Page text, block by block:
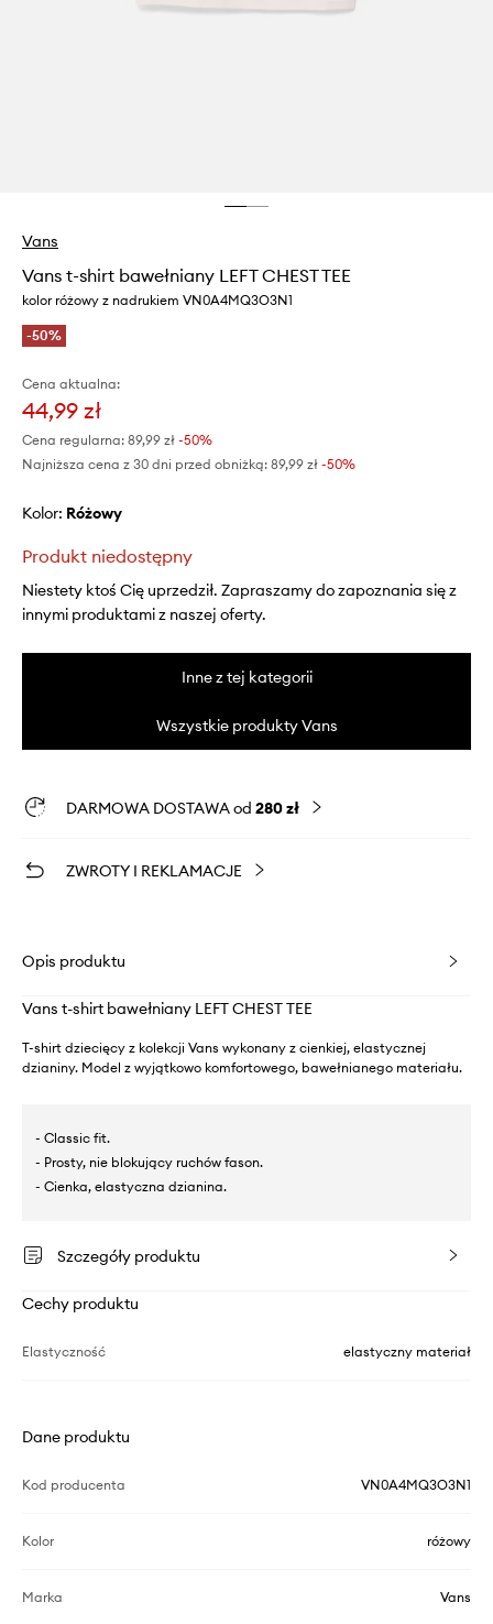
Vans
Vans t-shirt bawełniany LEFT CHEST TEE
kolor różowy z nadrukiem VN0A4MQ3O3N1
-50%
Cena aktualna:
44,99 zł
Cena regularna: 89,99 zł -50%
Najniższa cena z 30 dni przed obniżką: 89,99 zł -50%
Kolor: różowy
Produkt niedostępny
Niestety ktoś Cię uprzedził. Zapraszamy do zapoznania się z
innymi produktami z naszej oferty.
Inne z tej kategorii
Wszystkie produkty Vans
DARMOWA DOSTAWA od 280 zł
ZWROTY I REKLAMACJE
Opis produktu
Vans t-shirt bawełniany LEFT CHEST TEE
T-shirt dziecięcy z kolekcji Vans wykonany z cienkiej, elastycznej
dzianiny. Model z wyjątkowo komfortowego, bawełnianego materiału.
- Classic fit.
- Prosty, nie blokujący ruchów fason.
- Cienka, elastyczna dzianina.
Szczegóły produktu
Cechy produktu
Elastyczność elastyczny materiał
Dane produktu
Kod producenta VN0A4MQ3O3N1
Kolor różowy
Marka Vans